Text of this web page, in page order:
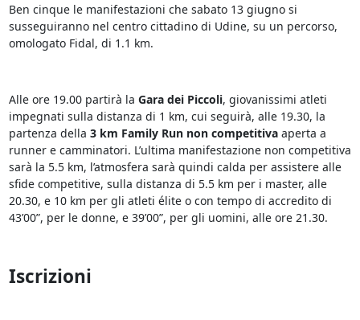
Ben cinque le manifestazioni che sabato 13 giugno si
susseguiranno nel centro cittadino di Udine, su un percorso,
omologato Fidal, di 1.1 km.
Alle ore 19.00 partirà la Gara dei Piccoli, giovanissimi atleti
impegnati sulla distanza di 1 km, cui seguirà, alle 19.30, la
partenza della 3 km Family Run non competitivaaperta a
runner e camminatori. L’ultima manifestazione non competitiva
sarà la 5.5 km, l’atmosfera sarà quindi calda per assistere alle
sfide competitive, sulla distanza di 5.5 km per i master, alle
20.30, e 10 km per gli atleti élite o con tempo di accredito di
43’00”, per le donne, e 39’00”, per gli uomini, alle ore 21.30.
Iscrizioni